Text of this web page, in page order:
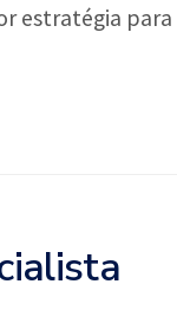
estratégia para